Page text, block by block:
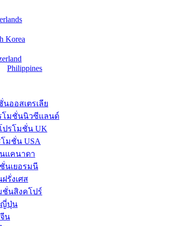
Korea
Philippines
ออสเตรเลีย
โมชั่นนิวซีแลนด์
ปรโมชั่น UK
มชั่น USA
แคนาดา
นเยอรมนี
รั่งเศส
ชั่นสิงคโปร์
ญี่ปุ่น
น